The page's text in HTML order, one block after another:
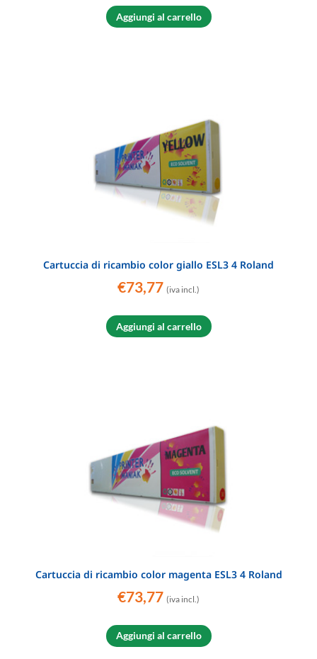
Aggiungi al carrello
Cartuccia di ricambio color giallo ESL3 4 Roland
€73,77 (iva incl.)
Aggiungi al carrello
Cartuccia di ricambio color magenta ESL3 4 Roland
€73,77 (iva incl.)
Aggiungi al carrello